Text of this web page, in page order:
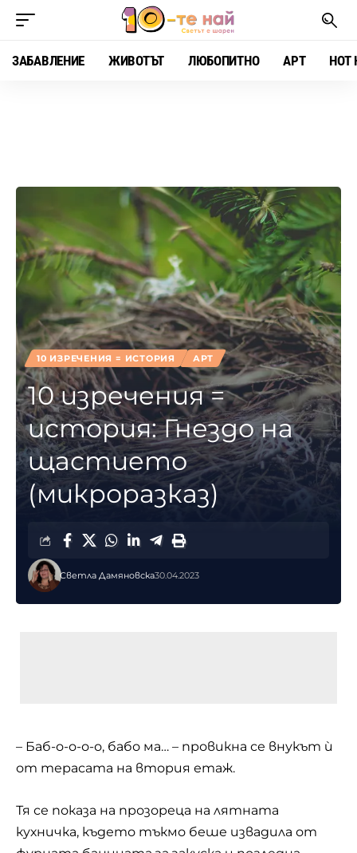
ЗАБАВЛЕНИЕ ЖИВОТЪТ ЛЮБОПИТНО АРТ HOT
10 ИЗРЕЧЕНИЯ = ИСТОРИЯ АРТ
10 изречения =
история: Гнездо на
щастието
(микроразказ)
Светла Дамяновска30.04.2023
– Баб-о-о-о-о, бабо ма… – провикна се внукът ѝ
от терасата на втория етаж.
Тя се показа на прозореца на лятната
кухничка, където тъкмо беше извадила от